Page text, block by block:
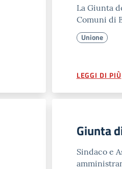
La Giunta
Comuni di
Unione
LEGGI DI PIÙ
Giunta
Sindaco e